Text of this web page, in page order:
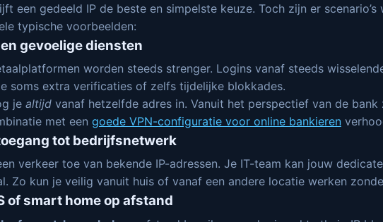
een gedeeld IP de beste en simpelste keuze. Toch zijn er
typische voorbeelden:
gevoelige diensten
worden steeds strenger. Logins vanaf steeds
soms extra verificaties of zelfs tijdelijke blokkades.
je altijdvanaf hetzelfde adres in. Vanuit het perspectief van de
met een goede VPN-configuratie voor online bankieren
tot bedrijfsnetwerk
verkeer toe van bekende IP-adressen. Je IT-team kan jouw
Zo kun je veilig vanuit huis of vanaf een andere locatie werken
of smart home op afstand